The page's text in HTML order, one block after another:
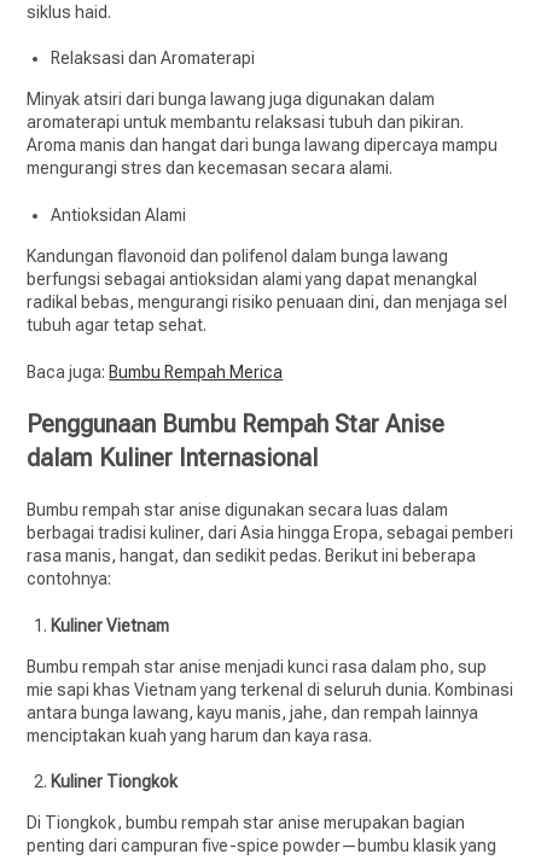
siklus haid.
Relaksasi dan Aromaterapi
Minyak atsiri dari bunga lawang juga digunakan dalam
aromaterapi untuk membantu relaksasi tubuh dan pikiran.
Aroma manis dan hangat dari bunga lawang dipercaya mampu
mengurangi stres dan kecemasan secara alami.
Antioksidan Alami
Kandungan flavonoid dan polifenol dalam bunga lawang
berfungsi sebagai antioksidan alami yang dapat menangkal
radikal bebas, mengurangi risiko penuaan dini, dan menjaga sel
tubuh agar tetap sehat.
Baca juga: Bumbu Rempah Merica
Penggunaan Bumbu Rempah Star Anise
dalam Kuliner Internasional
Bumbu rempah star anise digunakan secara luas dalam
berbagai tradisi kuliner, dari Asia hingga Eropa, sebagai pemberi
rasa manis, hangat, dan sedikit pedas. Berikut ini beberapa
contohnya:
Kuliner Vietnam
Bumbu rempah star anise menjadi kunci rasa dalam pho, sup
mie sapi khas Vietnam yang terkenal di seluruh dunia. Kombinasi
antara bunga lawang, kayu manis, jahe, dan rempah lainnya
menciptakan kuah yang harum dan kaya rasa.
Kuliner Tiongkok
Di Tiongkok, bumbu rempah star anise merupakan bagian
penting dari campuran five-spice powder—bumbu klasik yang